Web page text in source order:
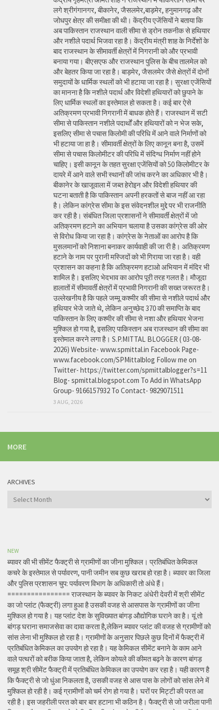
लगे श्रीगंगानगर, बीकानेर, जैसलमेर,बाड़मेर, हनुमानगढ़ और
जोधपुर क्षेत्र की समीक्षा की थी। केंद्रीय एजेंसियों ने बताया कि
अब पाकिस्तान राजस्थान वाली सीमा से ड्रोन तकनीक से हथियार
और नशीले पदार्थ भिजवा रहा है। केंद्रीय मंत्री शाह के निर्देशों के
बाद राजस्थान के सीमावर्ती क्षेत्रों में निगरानी को और प्रभावी
बनाया गया। बीएसएफ और राजस्थान पुलिस के बीच तालमेल को
और बेहतर किया जा रहा है। बाड़मेर, जैसलमेर जैसे क्षेत्रों में दोनों
समुदायों के धार्मिक स्थलों को भी हटाया जा रहा है। सुरक्षा एजेंसियों
का मानना है कि नशीले पदार्थ और विदेशी हथियारों को छुपाने के
लिए धार्मिक स्थलों का इस्तेमाल हो सकता है। कई बार ऐसे
अतिक्रमण प्रभावी निगरानी में बाधक होते हैं। राजस्थान में सटी
सीमा से पाकिस्तान नशीले पदार्थों और हथियारों को न भेज सके,
इसलिए सीमा से पचास किलोमी की परिधि में आने वाले निर्माणों को
भी हटाया जा हा है। सीमावर्ती क्षेत्रों के लिए कानून बना है, उसमें
सीमा से पचास किलोमीटर की परिधि में संदिग्ध निर्माण नहीं होने
चाहिए। इसी कानून के तहत सुरक्षा एजेंसियों को 50 किलोमीटर के
दायरे में आने वाले सभी स्थानों की जांच करने का अधिकार भी है।
बीकानेर के खाजूवाला में जब्त हेरोइन और विदेशी हथियार की
घटना बताती है कि पाकिस्तान अपनी हरकतों से बाज नहीं आ रहा
है। लेकिन कांग्रेस सीमा के इस संवेदनशील मुद्दे पर भी राजनीति
कर रही है। संबंधित जिला प्रशासनों ने सीमावर्ती क्षेत्रों में जो
अतिक्रमण हटाने का अभियान चलाया है उसका कांग्रेस की ओर
से विरोध किया जा रहा है। कांग्रेस के नेताओं का आरोप है कि
मुसलमानों को निशाना बनाकर कार्यवाही की जा री है। अतिक्रमण
हटाने के नाम पर पुरानी मस्जिदों को भी गिराया जा रहा है। वही
प्रशासन का कहना है कि अतिक्रमण हटाओ अभियान में मंदिर भी
शामिल है। इसलिए भेदभाव का आरोप पूरी तरह गलत है। मौजूदा
हालातों में सीमावर्ती क्षेत्रों में प्रभावी निगरानी की सख्त जरूरत है।
उल्लेखनीय है कि पहले जम्मू कश्मीर की सीमा से नशीले पदार्थ और
हथियार भेजे जाते थे, लेकिन अनुच्छेद 370 की समाप्ति के बाद
पाकिस्तान के लिए कश्मीर की सीमा से नशा और हथियार भेजना
मुश्किल हो गया है, इसलिए पाकिस्तान अब राजस्थान की सीमा का
इस्तेमाल करने लगा है। S.P.MITTAL BLOGGER ( 03-08-
2026) Website- www.spmittal.in Facebook Page-
www.facebook.com/SPMittalblog Follow me on
Twitter- https://twitter.com/spmittalblogger?s=11
Blog- spmittal.blogspot.com To Add in WhatsApp
Group- 9166157932 To Contact- 9829071511
3 AUG, 2026
MORE
ARCHIVES
Archives
NEW
ब्यावर की भी सीमेंट फैक्ट्री से ग्रामीणों का जीना मुश्किल। प्रतिबंधित केमिकल
कचरे के इस्तेमाल से पर्यावरण, पानी जमीन सब कुछ खराब हो रहा है। ब्यावर का जिला
और पुलिस प्रशासन चुप: पर्यावरण विभाग के अधिकारी तो अंधे हैं।
================ राजस्थान के ब्यावर के निकट अंधेरी देवरी में श्री सीमेंट
का जो प्लांट (फैक्ट्री) लगा हुआ है उसकी वजह से आसपास के ग्रामीणों का जीना
मुश्किल हो गया है। यह प्लांट देश के सुविख्यात बांगड़ औद्योगिक घराने का है। यूं तो
बांगड़ घराना समाजसेवा का दावा करता है,लेकिन ब्यावर प्लांट की वजह से ग्रामीणों को
सांस लेना भी मुश्किल हो रहा है। ग्रामीणों के अनुसार पिछले कुछ दिनों में फैक्ट्री में
प्रतिबंधित केमिकल का उपयोग हो रहा है। यह केमिकल सीमेंट बनाने के काम आने
वाले पत्थरों को बरीक किया जाता है, लेकिन कोयले की कीमत बढ़ने के कारण बांगड़
समूह श्री सीमेंट फैक्ट्री में प्रतिबंधित केमिकल का उपयोग कर रहा है। यही कारण है
कि फैक्ट्री से जो धुंआ निकलता है, उसकी वजह से आस पास के लोगों को सांस लेने में
मुश्किल हो रही है। कई ग्रामीणों को चर्म रोग हो गया है। घरों पर मिट्टी की परत आ
रही है। इस जहरीली परत को बार बार हटाना भी कठिन है। फैक्ट्री से जो जरीला पानी